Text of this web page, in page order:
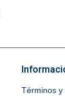
Términos y